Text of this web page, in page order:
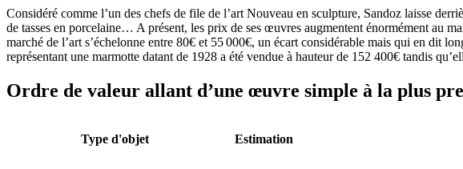
Considéré comme l’un des chefs de file de l’art Nouveau en sculpture, Sandoz laisse
de tasses en porcelaine… A présent, les prix de ses œuvres augmentent énormément au
marché de l’art s’échelonne entre 80€ et 55 000€, un écart considérable mais qui en dit
représentant une marmotte datant de 1928 a été vendue à hauteur de 152 400€ tandis
Ordre de valeur allant d’une œuvre simple à la plus
Type d'objet Estimation